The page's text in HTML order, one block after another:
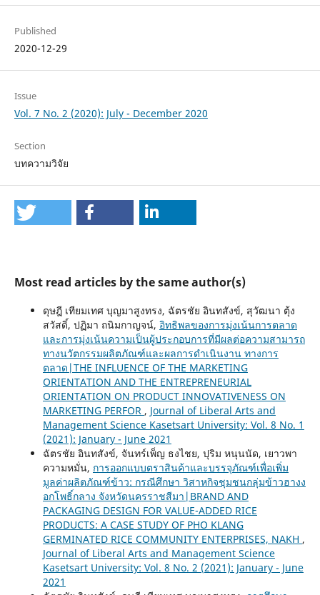
Published
2020-12-29
Issue
Vol. 7 No. 2 (2020): July - December 2020
Section
บทความวิจัย
Most read articles by the same author(s)
ดุษฎี เทียมเทศ บุญมาสูงทรง, ฉัตรชัย อินทสังข์, สุวัฒนา ตุ้ง
สวัสดิ์, ปฏิมา ถนิมกาญจน์, อิทธิพลของการมุ่งเน้นการตลาด
และการมุ่งเน้นความเป็นผู้ประกอบการที่มีผลต่อความสามารถ
ทางนวัตกรรมผลิตภัณฑ์และผลการดำเนินงาน ทางการ
ตลาด|THE INFLUENCE OF THE MARKETING
ORIENTATION AND THE ENTREPRENEURIAL
ORIENTATION ON PRODUCT INNOVATIVENESS ON
MARKETING PERFOR , Journal of Liberal Arts and
Management Science Kasetsart University: Vol. 8 No. 1
(2021): January - June 2021
ฉัตรชัย อินทสังข์, จันทร์เพ็ญ ธงไชย, ปุริม หนุนนัด, เยาวพา
ความหมั่น, การออกแบบตราสินค้าและบรรจุภัณฑ์เพื่อเพิ่ม
มูลค่าผลิตภัณฑ์ข้าว: กรณีศึกษา วิสาหกิจชุมชนกลุ่มข้าวฮางง
อกโพธิ์กลาง จังหวัดนครราชสีมา|BRAND AND
PACKAGING DESIGN FOR VALUE-ADDED RICE
PRODUCTS: A CASE STUDY OF PHO KLANG
GERMINATED RICE COMMUNITY ENTERPRISES, NAKH ,
Journal of Liberal Arts and Management Science
Kasetsart University: Vol. 8 No. 2 (2021): January - June
2021